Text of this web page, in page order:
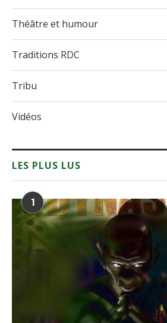
Théâtre et humour
Traditions RDC
Tribu
Vidéos
LES PLUS LUS
1